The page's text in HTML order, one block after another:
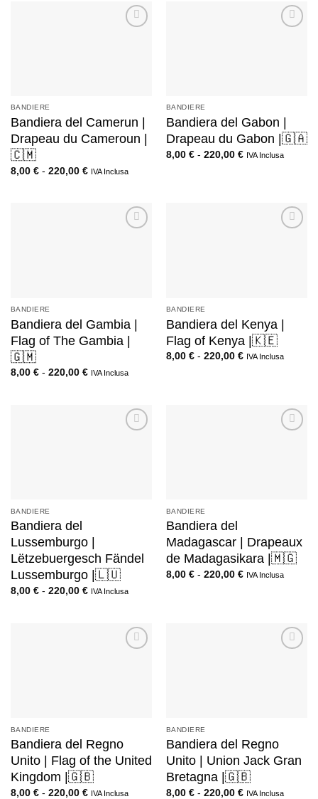
BANDIERE
Bandiera del Camerun |
Drapeau du Cameroun |
🇨🇲
8,00 € - 220,00 € IVA Inclusa
BANDIERE
Bandiera del Gabon |
Drapeau du Gabon |🇬🇦
8,00 € - 220,00 € IVA Inclusa
BANDIERE
Bandiera del Gambia |
Flag of The Gambia |
🇬🇲
8,00 € - 220,00 € IVA Inclusa
BANDIERE
Bandiera del Kenya |
Flag of Kenya |🇰🇪
8,00 € - 220,00 € IVA Inclusa
BANDIERE
Bandiera del
Lussemburgo |
Lëtzebuergesch Fändel
Lussemburgo |🇱🇺
8,00 € - 220,00 € IVA Inclusa
BANDIERE
Bandiera del
Madagascar | Drapeaux
de Madagasikara |🇲🇬
8,00 € - 220,00 € IVA Inclusa
BANDIERE
Bandiera del Regno
Unito | Flag of the United
Kingdom |🇬🇧
8,00 € - 220,00 € IVA Inclusa
BANDIERE
Bandiera del Regno
Unito | Union Jack Gran
Bretagna |🇬🇧
8,00 € - 220,00 € IVA Inclusa